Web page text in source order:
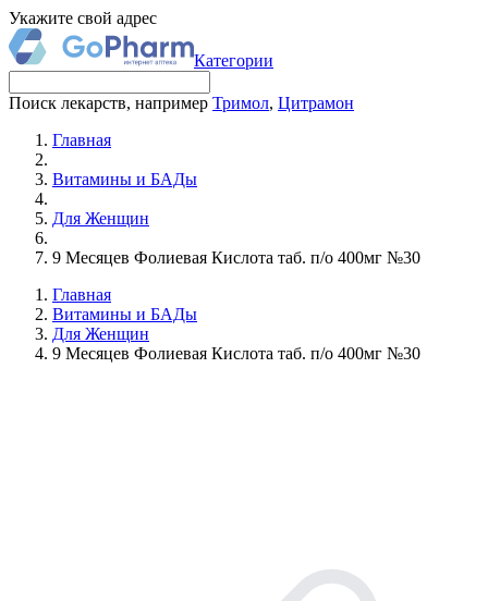
Укажите свой адрес
Категории
Поиск лекарств, например Тримол, Цитрамон
Главная
Витамины и БАДы
Для Женщин
9 Месяцев Фолиевая Кислота таб. п/о 400мг №30
Главная
Витамины и БАДы
Для Женщин
9 Месяцев Фолиевая Кислота таб. п/о 400мг №30